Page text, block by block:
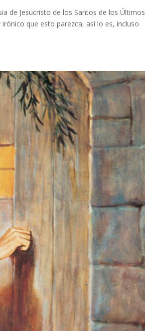
de Jesucristo de los Santos de los Últimos
que esto parezca, así lo es, incluso